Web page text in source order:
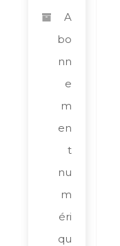
A
bo
nn
e
m
en
t
nu
m
éri
qu